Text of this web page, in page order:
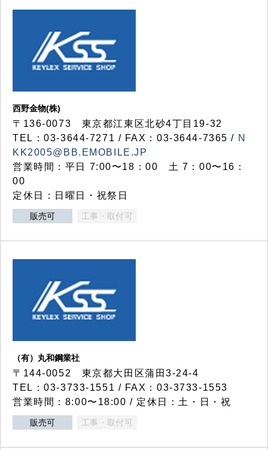
西野金物(株)
〒136-0073 東京都江東区北砂4丁目19-32
TEL：03‐3644‐7271 / FAX：03-3644-7365 / N
KK2005@BB.EMOBILE.JP
営業時間：平日 7:00〜18：00 土 7：00〜16：
00
定休日：日曜日・祝祭日
販売可 工事・取付可
（有）丸和鋼業社
〒144-0052 東京都大田区蒲田3-24-4
TEL：03-3733-1551 / FAX：03-3733-1553
営業時間：8:00〜18:00 / 定休日：土・日・祝
販売可 工事・取付可